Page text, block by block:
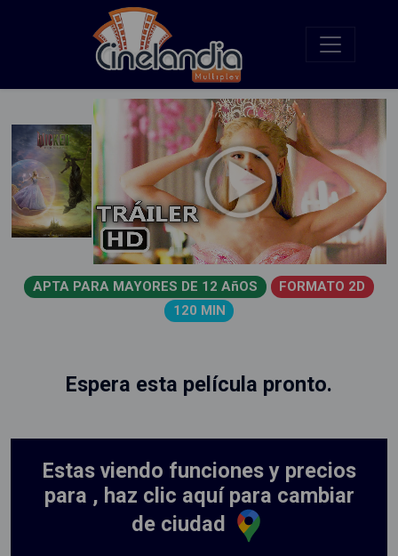
APTA PARA MAYORES DE 12 AñOS
FORMATO 2D
120 MIN
Espera esta película pronto.
Estas viendo funciones y precios
para , haz clic aquí para cambiar
de ciudad